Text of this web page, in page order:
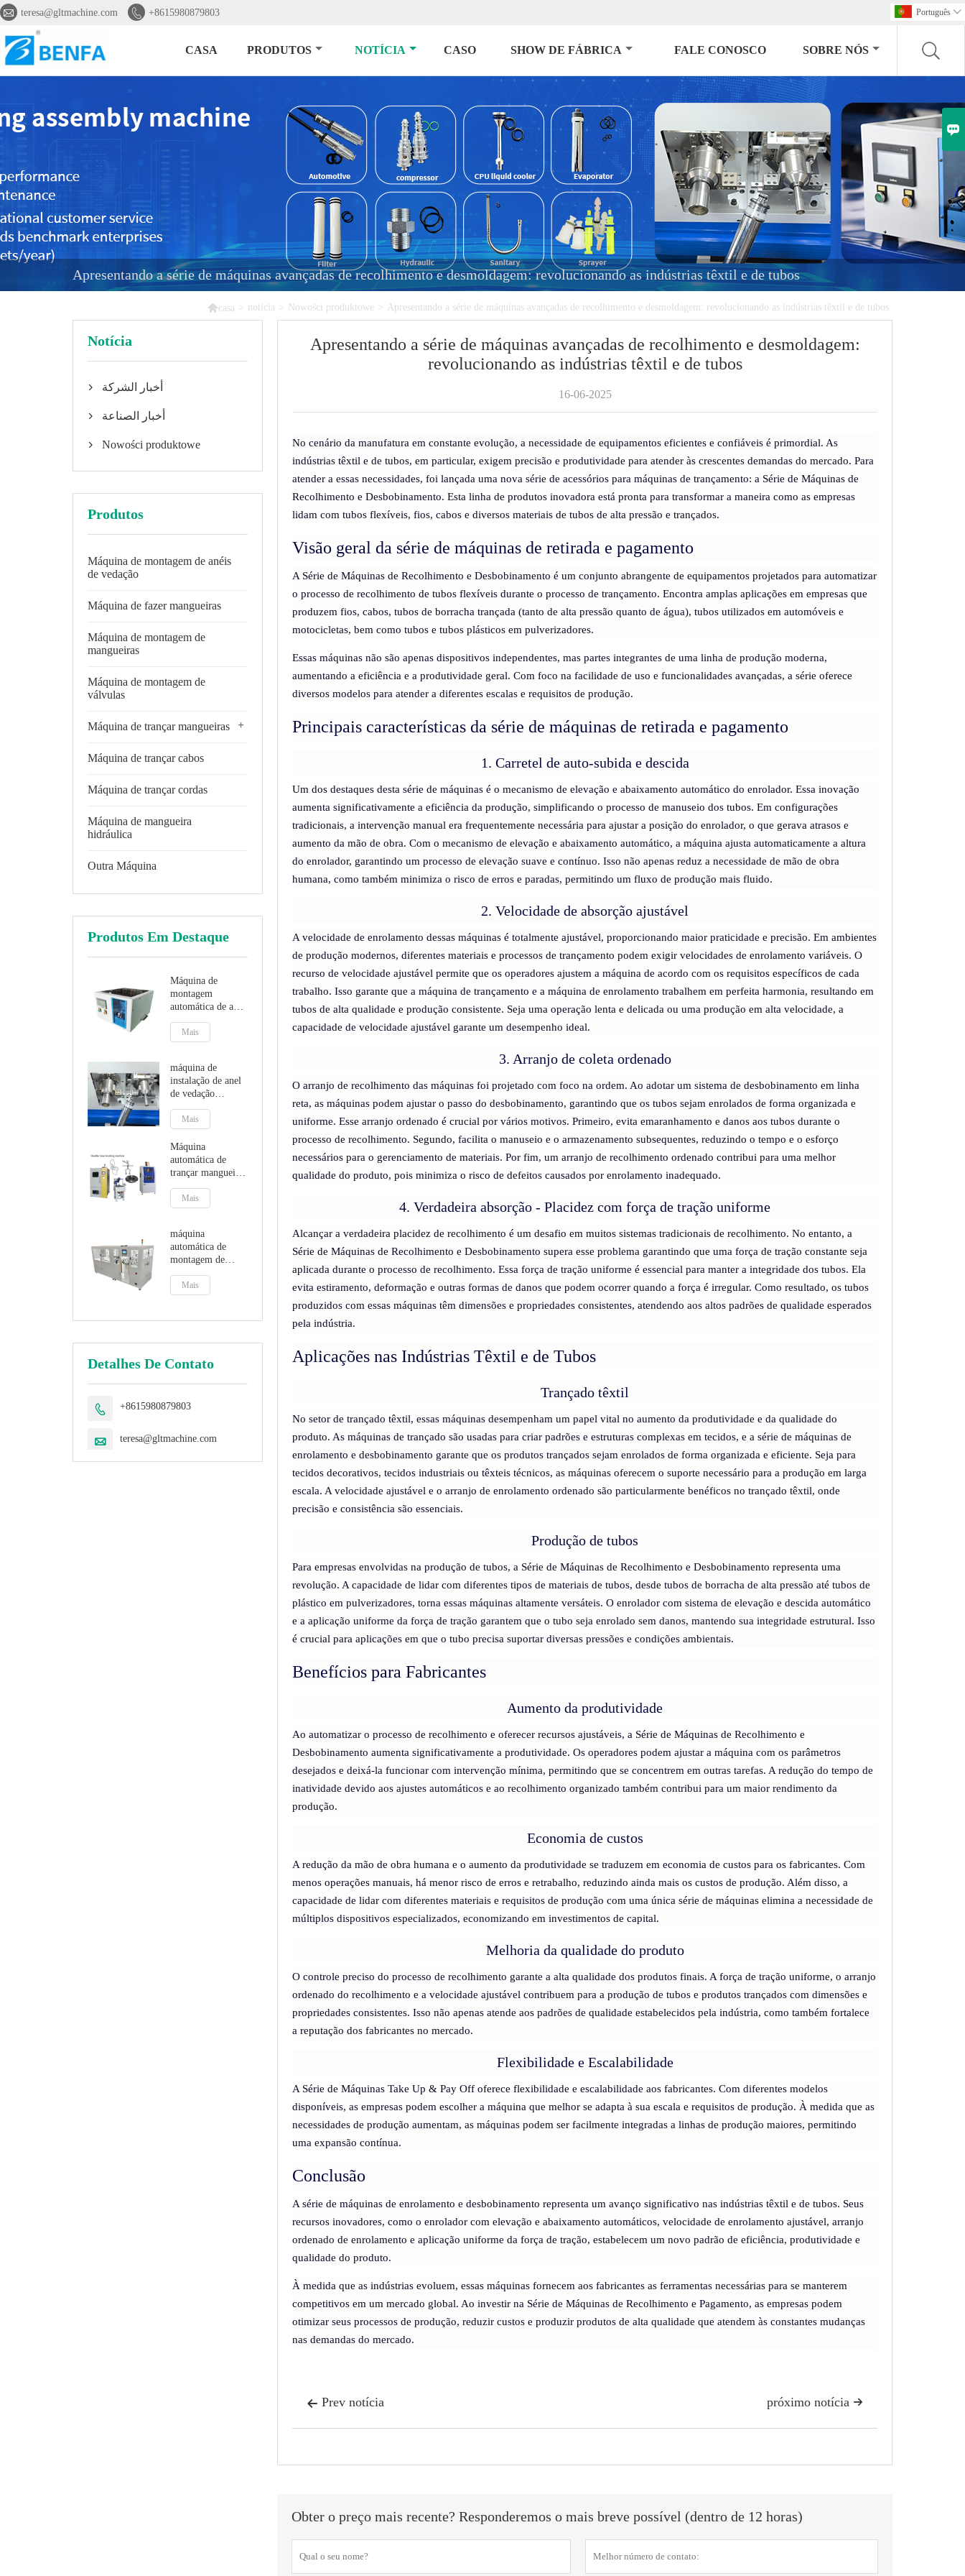
 teresa@gltmachine.com  +8615980879803 Português 
CASA PRODUTOS NOTÍCIA CASO SHOW DE FÁBRICA FALE CONOSCO SOBRE NÓS
Apresentando a série de máquinas avançadas de recolhimento e desmoldagem: revolucionando as indústrias têxtil e de tubos
casa > notícia > Nowości produktowe > Apresentando a série de máquinas avançadas de recolhimento e desmoldagem: revolucionando as indústrias têxtil e de tubos
Notícia
 أخبار الشركة
 أخبار الصناعة
 Nowości produktowe
Produtos
Máquina de montagem de anéis
de vedação
Máquina de fazer mangueiras
Máquina de montagem de
mangueiras
Máquina de montagem de
válvulas
+
Máquina de trançar mangueiras
Máquina de trançar cabos
Máquina de trançar cordas
Máquina de mangueira
hidráulica
Outra Máquina
Produtos Em Destaque
Máquina de
montagem
automática de anel
de vedação,
máquina de
instalação de anel
Mais
máquina de
instalação de anel
de vedação
de instalação
automatizada de
anel de vedação
Mais
Máquina
automática de
trançar mangueiras
sanitárias flexíveis
Mais
máquina
automática de
montagem de
mangueira de água
de jardim,
máquina de
mangueiras,
Mais
Detalhes De Contato
 +8615980879803
 teresa@gltmachine.com
Apresentando a série de máquinas avançadas de recolhimento e desmoldagem:
revolucionando as indústrias têxtil e de tubos
16-06-2025
No cenário da manufatura em constante evolução, a necessidade de equipamentos eficientes e confiáveis ​​é primordial. As
indústrias têxtil e de tubos, em particular, exigem precisão e produtividade para atender às crescentes demandas do mercado. Para
atender a essas necessidades, foi lançada uma nova série de acessórios para máquinas de trançamento: a Série de Máquinas de
Recolhimento e Desbobinamento. Esta linha de produtos inovadora está pronta para transformar a maneira como as empresas
lidam com tubos flexíveis, fios, cabos e diversos materiais de tubos de alta pressão e trançados.
Visão geral da série de máquinas de retirada e pagamento
A Série de Máquinas de Recolhimento e Desbobinamento é um conjunto abrangente de equipamentos projetados para automatizar
o processo de recolhimento de tubos flexíveis durante o processo de trançamento. Encontra amplas aplicações em empresas que
produzem fios, cabos, tubos de borracha trançada (tanto de alta pressão quanto de água), tubos utilizados em automóveis e
motocicletas, bem como tubos e tubos plásticos em pulverizadores.
Essas máquinas não são apenas dispositivos independentes, mas partes integrantes de uma linha de produção moderna,
aumentando a eficiência e a produtividade geral. Com foco na facilidade de uso e funcionalidades avançadas, a série oferece
diversos modelos para atender a diferentes escalas e requisitos de produção.
Principais características da série de máquinas de retirada e pagamento
1. Carretel de auto-subida e descida
Um dos destaques desta série de máquinas é o mecanismo de elevação e abaixamento automático do enrolador. Essa inovação
aumenta significativamente a eficiência da produção, simplificando o processo de manuseio dos tubos. Em configurações
tradicionais, a intervenção manual era frequentemente necessária para ajustar a posição do enrolador, o que gerava atrasos e
aumento da mão de obra. Com o mecanismo de elevação e abaixamento automático, a máquina ajusta automaticamente a altura
do enrolador, garantindo um processo de elevação suave e contínuo. Isso não apenas reduz a necessidade de mão de obra
humana, como também minimiza o risco de erros e paradas, permitindo um fluxo de produção mais fluido.
2. Velocidade de absorção ajustável
A velocidade de enrolamento dessas máquinas é totalmente ajustável, proporcionando maior praticidade e precisão. Em ambientes
de produção modernos, diferentes materiais e processos de trançamento podem exigir velocidades de enrolamento variáveis. O
recurso de velocidade ajustável permite que os operadores ajustem a máquina de acordo com os requisitos específicos de cada
trabalho. Isso garante que a máquina de trançamento e a máquina de enrolamento trabalhem em perfeita harmonia, resultando em
tubos de alta qualidade e produção consistente. Seja uma operação lenta e delicada ou uma produção em alta velocidade, a
capacidade de velocidade ajustável garante um desempenho ideal.
3. Arranjo de coleta ordenado
O arranjo de recolhimento das máquinas foi projetado com foco na ordem. Ao adotar um sistema de desbobinamento em linha
reta, as máquinas podem ajustar o passo do desbobinamento, garantindo que os tubos sejam enrolados de forma organizada e
uniforme. Esse arranjo ordenado é crucial por vários motivos. Primeiro, evita emaranhamento e danos aos tubos durante o
processo de recolhimento. Segundo, facilita o manuseio e o armazenamento subsequentes, reduzindo o tempo e o esforço
necessários para o gerenciamento de materiais. Por fim, um arranjo de recolhimento ordenado contribui para uma melhor
qualidade do produto, pois minimiza o risco de defeitos causados ​​por enrolamento inadequado.
4. Verdadeira absorção - Placidez com força de tração uniforme
Alcançar a verdadeira placidez de recolhimento é um desafio em muitos sistemas tradicionais de recolhimento. No entanto, a
Série de Máquinas de Recolhimento e Desbobinamento supera esse problema garantindo que uma força de tração constante seja
aplicada durante o processo de recolhimento. Essa força de tração uniforme é essencial para manter a integridade dos tubos. Ela
evita estiramento, deformação e outras formas de danos que podem ocorrer quando a força é irregular. Como resultado, os tubos
produzidos com essas máquinas têm dimensões e propriedades consistentes, atendendo aos altos padrões de qualidade esperados
pela indústria.
Aplicações nas Indústrias Têxtil e de Tubos
Trançado têxtil
No setor de trançado têxtil, essas máquinas desempenham um papel vital no aumento da produtividade e da qualidade do
produto. As máquinas de trançado são usadas para criar padrões e estruturas complexas em tecidos, e a série de máquinas de
enrolamento e desbobinamento garante que os produtos trançados sejam enrolados de forma organizada e eficiente. Seja para
tecidos decorativos, tecidos industriais ou têxteis técnicos, as máquinas oferecem o suporte necessário para a produção em larga
escala. A velocidade ajustável e o arranjo de enrolamento ordenado são particularmente benéficos no trançado têxtil, onde
precisão e consistência são essenciais.
Produção de tubos
Para empresas envolvidas na produção de tubos, a Série de Máquinas de Recolhimento e Desbobinamento representa uma
revolução. A capacidade de lidar com diferentes tipos de materiais de tubos, desde tubos de borracha de alta pressão até tubos de
plástico em pulverizadores, torna essas máquinas altamente versáteis. O enrolador com sistema de elevação e descida automático
e a aplicação uniforme da força de tração garantem que o tubo seja enrolado sem danos, mantendo sua integridade estrutural. Isso
é crucial para aplicações em que o tubo precisa suportar diversas pressões e condições ambientais.
Benefícios para Fabricantes
Aumento da produtividade
Ao automatizar o processo de recolhimento e oferecer recursos ajustáveis, a Série de Máquinas de Recolhimento e
Desbobinamento aumenta significativamente a produtividade. Os operadores podem ajustar a máquina com os parâmetros
desejados e deixá-la funcionar com intervenção mínima, permitindo que se concentrem em outras tarefas. A redução do tempo de
inatividade devido aos ajustes automáticos e ao recolhimento organizado também contribui para um maior rendimento da
produção.
Economia de custos
A redução da mão de obra humana e o aumento da produtividade se traduzem em economia de custos para os fabricantes. Com
menos operações manuais, há menor risco de erros e retrabalho, reduzindo ainda mais os custos de produção. Além disso, a
capacidade de lidar com diferentes materiais e requisitos de produção com uma única série de máquinas elimina a necessidade de
múltiplos dispositivos especializados, economizando em investimentos de capital.
Melhoria da qualidade do produto
O controle preciso do processo de recolhimento garante a alta qualidade dos produtos finais. A força de tração uniforme, o arranjo
ordenado do recolhimento e a velocidade ajustável contribuem para a produção de tubos e produtos trançados com dimensões e
propriedades consistentes. Isso não apenas atende aos padrões de qualidade estabelecidos pela indústria, como também fortalece
a reputação dos fabricantes no mercado.
Flexibilidade e Escalabilidade
A Série de Máquinas Take Up & Pay Off oferece flexibilidade e escalabilidade aos fabricantes. Com diferentes modelos
disponíveis, as empresas podem escolher a máquina que melhor se adapta à sua escala e requisitos de produção. À medida que as
necessidades de produção aumentam, as máquinas podem ser facilmente integradas a linhas de produção maiores, permitindo
uma expansão contínua.
Conclusão
A série de máquinas de enrolamento e desbobinamento representa um avanço significativo nas indústrias têxtil e de tubos. Seus
recursos inovadores, como o enrolador com elevação e abaixamento automáticos, velocidade de enrolamento ajustável, arranjo
ordenado de enrolamento e aplicação uniforme da força de tração, estabelecem um novo padrão de eficiência, produtividade e
qualidade do produto.
À medida que as indústrias evoluem, essas máquinas fornecem aos fabricantes as ferramentas necessárias para se manterem
competitivos em um mercado global. Ao investir na Série de Máquinas de Recolhimento e Pagamento, as empresas podem
otimizar seus processos de produção, reduzir custos e produzir produtos de alta qualidade que atendem às constantes mudanças
nas demandas do mercado.
 Prev notícia 
próximo notícia
Obter o preço mais recente? Responderemos o mais breve possível (dentro de 12 horas)
